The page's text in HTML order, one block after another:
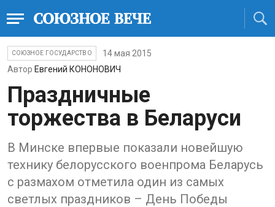
СОЮЗНОЕ ГОСУДАРСТВО
14 мая 2015
Автор Евгений КОНОНОВИЧ
Праздничные
торжества в Беларуси
В Минске впервые показали новейшую
технику белорусского военпрома Беларусь
с размахом отметила один из самых
светлых праздников – День Победы